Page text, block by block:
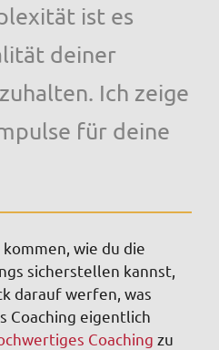
ist es
deiner
Ich zeige
für deine
wie du die
sicherstellen kannst,
darauf werfen, was
Coaching eigentlich
Coaching zu